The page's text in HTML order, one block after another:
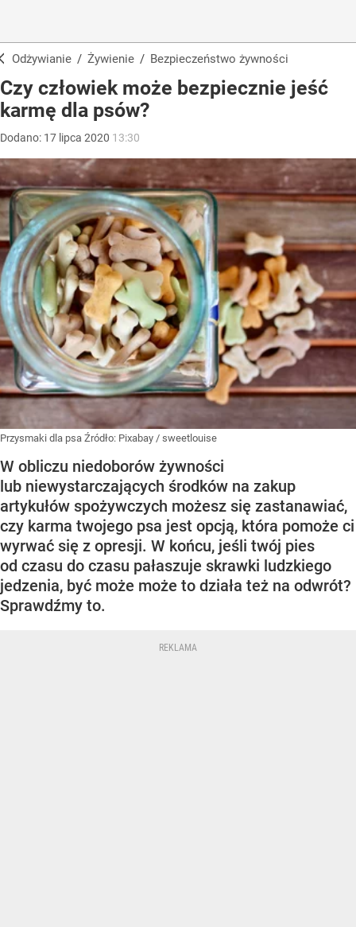
Odżywianie / Żywienie / Bezpieczeństwo żywności
Czy człowiek może bezpiecznie jeść
karmę dla psów?
Dodano: 17 lipca 2020 13:30
Przysmaki dla psa Źródło: Pixabay / sweetlouise
W obliczu niedoborów żywności
lub niewystarczających środków na zakup
artykułów spożywczych możesz się zastanawiać,
czy karma twojego psa jest opcją, która pomoże ci
wyrwać się z opresji. W końcu, jeśli twój pies
od czasu do czasu pałaszuje skrawki ludzkiego
jedzenia, być może może to działa też na odwrót?
Sprawdźmy to.